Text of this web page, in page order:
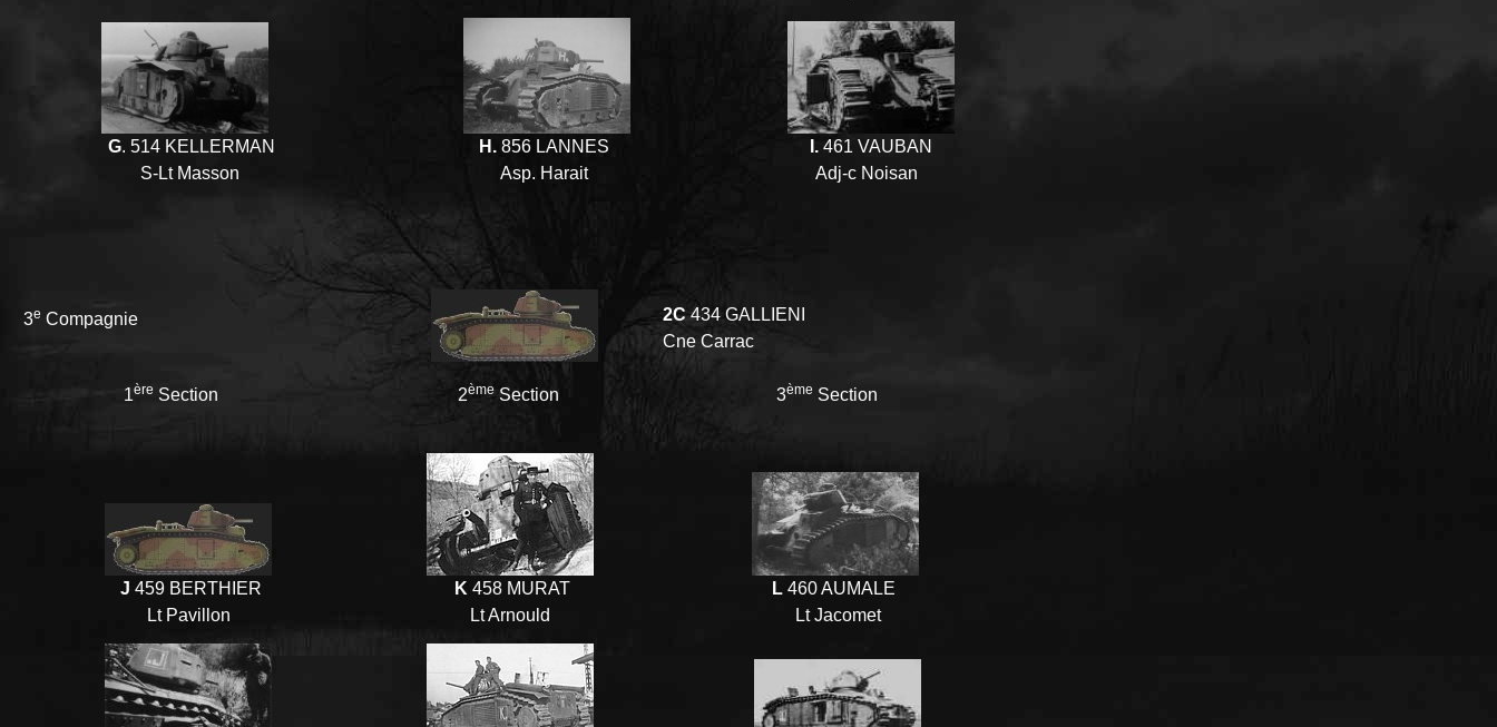
G. 514 KELLERMAN
S-Lt Masson
H. 856 LANNES
Asp. Harait
I. 461 VAUBAN
Adj-c Noisan
3e Compagnie 2C434 GALLIENI
Cne Carrac
1èreSection 2èmeSection 3ème Section
J 459 BERTHIER
Lt Pavillon
K 458 MURAT
Lt Arnould
L460 AUMALE
Lt Jacomet